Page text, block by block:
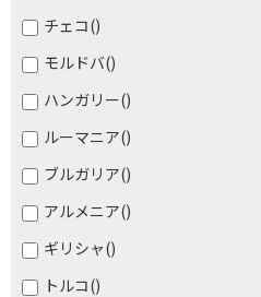
チェコ()
モルドバ()
ハンガリー()
ルーマニア()
ブルガリア()
アルメニア()
ギリシャ()
トルコ()